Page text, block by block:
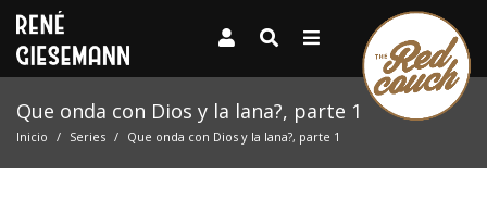
Que onda con Dios y la lana?, parte 1
Inicio Series Que onda con Dios y la lana?, parte 1